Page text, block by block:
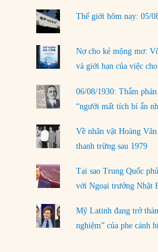
Thế giới hôm nay: 05/
Nợ cho kẻ mộng mơ:
và giới hạn của việc
06/08/1930: Thẩm
“người mất tích bí ẩn
Về nhân vật Hoàng
thanh trừng sau 1979
Tại sao Trung Quốc
với Ngoại trưởng Nhật
Mỹ Latinh đang trở
nghiệm” của phe cánh